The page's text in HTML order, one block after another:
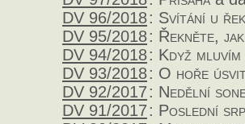
DV 96/2018: Svítání u
DV 95/2018: Řekněte,
DV 94/2018: Když
DV 93/2018: O hoře
DV 92/2017: Nedělní
DV 91/2017: Poslední